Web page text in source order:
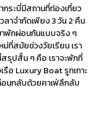
ระบี่มีสถานที่ท่องเที่ยว
ลาจำกัดเพียง 3 วัน 2 คืน
าพักผ่อนกันแบบจริง ๆ
ที่สมัยช่วงวัยเรียน เรา
สรุปสั้น ๆ คือ เราจะพักที่
รือ Luxury Boat รูทเกาะ
นกลับด้วยคาเฟ่ลึกลับ